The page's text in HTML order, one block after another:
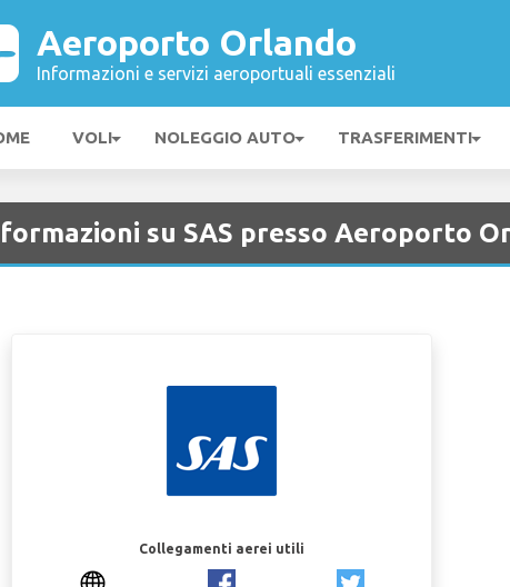
Aeroporto Orlando
Informazioni e servizi aeroportuali essenziali
VOLI NOLEGGIO AUTO TRASFERIMENTI
su SAS presso Aeroporto
Collegamenti aerei utili